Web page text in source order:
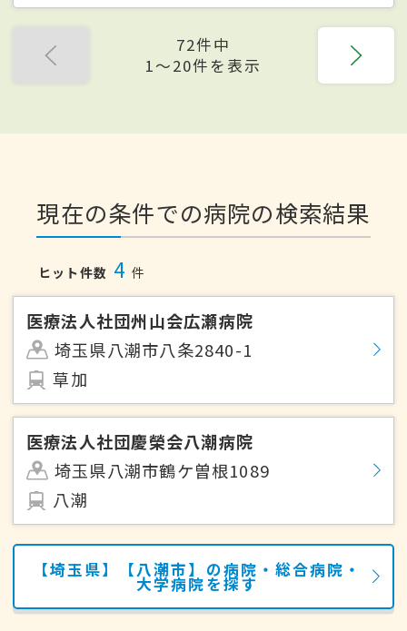
72件中
1〜20件を表示
現在の条件での病院の検索結果
ヒット件数 4 件
医療法人社団州山会広瀬病院
埼玉県八潮市八条2840-1
草加
医療法人社団慶榮会八潮病院
埼玉県八潮市鶴ケ曽根1089
八潮
【埼玉県】【八潮市】の病院・総合病院・
大学病院を探す